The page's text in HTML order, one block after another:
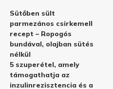
Sütőben sült
parmezános csirkemell
recept – Ropogós
bundával, olajban sütés
nélkül
5 szuperétel, amely
támogathatja az
inzulinrezisztencia és a